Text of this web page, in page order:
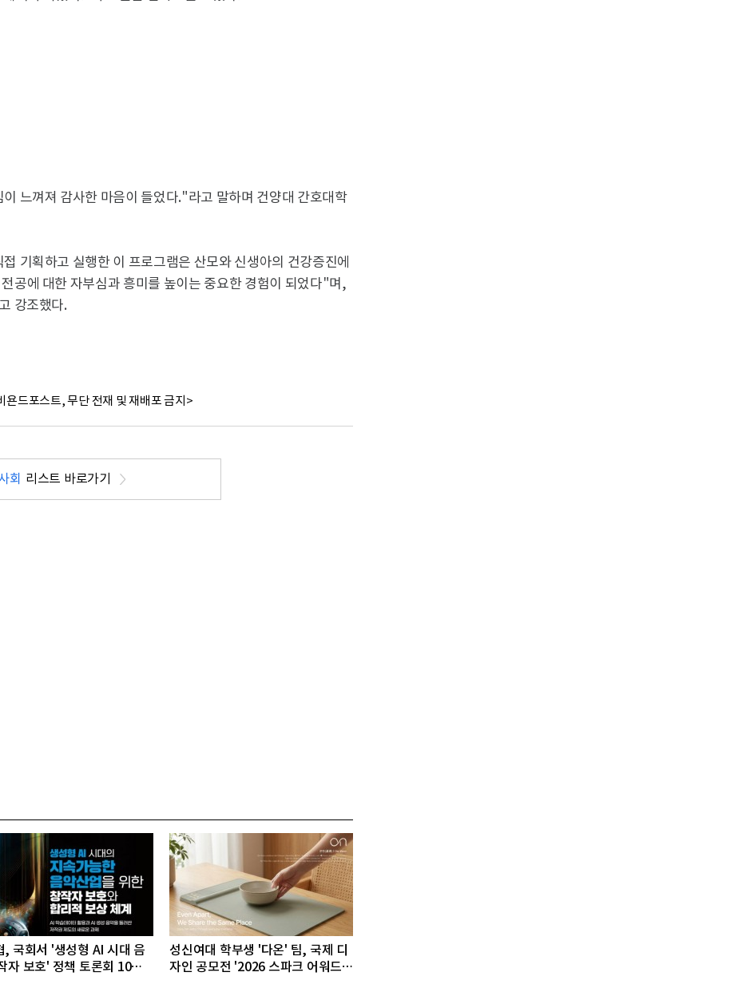
느껴져 감사한 마음이 들었다."라고 말하며 건양대 간호대학
기획하고 실행한 이 프로그램은 산모와 신생아의 건강증진에
공에 대한 자부심과 흥미를 높이는 중요한 경험이 되었다"며,
강조했다.
욘드포스트, 무단 전재 및 재배포 금지>
회 리스트 바로가기
, 국회서 '생성형 AI 시대 음
자 보호' 정책 토론회 10일
성신여대 학부생 '다온' 팀, 국제 디
자인 공모전 '2026 스파크 어워드'